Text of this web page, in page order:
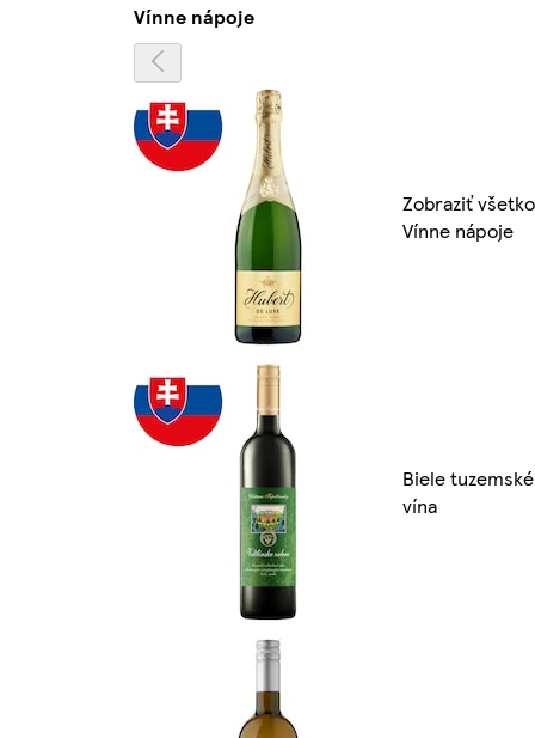
Vínne nápoje
Zobraziť
Vínne nápoje
Biele tuzemské
vína